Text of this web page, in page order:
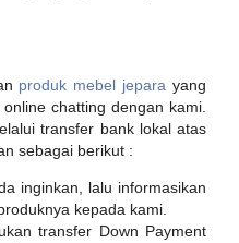
produk mebel jepara yang
chatting dengan kami.
transfer bank lokal atas
sebagai berikut :
inginkan, lalu informasikan
kepada kami.
transfer Down Payment